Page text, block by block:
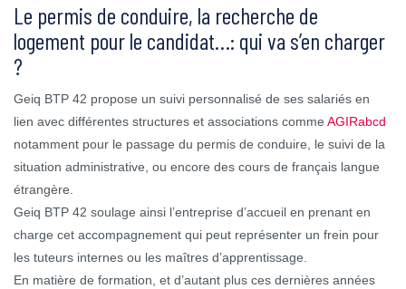
Le permis de conduire, la recherche de
logement pour le candidat…: qui va s’en charger
?
Geiq BTP 42 propose un suivi personnalisé de ses salariés en
lien avec différentes structures et associations comme AGIRabcd
notamment pour le passage du permis de conduire, le suivi de la
situation administrative, ou encore des cours de français langue
étrangère.
Geiq BTP 42 soulage ainsi l’entreprise d’accueil en prenant en
charge cet accompagnement qui peut représenter un frein pour
les tuteurs internes ou les maîtres d’apprentissage.
En matière de formation, et d’autant plus ces dernières années